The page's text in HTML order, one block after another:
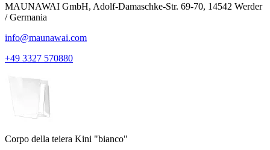
MAUNAWAI GmbH, Adolf-Damaschke-Str. 69-70, 14542 Werder
/ Germania
info@maunawai.com
+49 3327 570880
Corpo della teiera Kini "bianco"